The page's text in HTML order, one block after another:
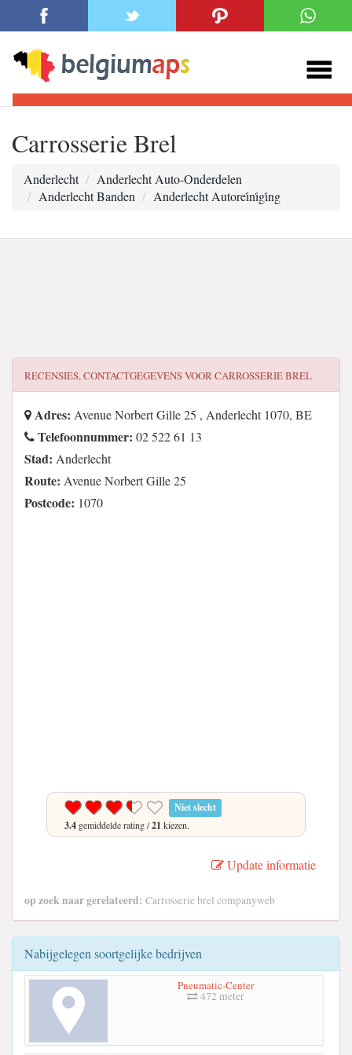
Carrosserie Brel
Anderlecht
Anderlecht Auto-Onderdelen
Anderlecht Banden
Anderlecht Autorei̇ni̇gi̇ng
RECENSIES, CONTACTGEGEVENS VOORCARROSSERIE BREL
Adres: Avenue Norbert Gille 25 , Anderlecht 1070, BE
Telefoonnummer: 02 522 61 13
Stad: Anderlecht
Route: Avenue Norbert Gille 25
Postcode: 1070
Niet slecht
3.4 gemiddelde rating /21 kiezen.
Update informatie
op zoek naar gerelateerd: Carrosserie brel companyweb
Nabijgelegen soortgelijke bedrijven
Pneumatic-Center
472 meter